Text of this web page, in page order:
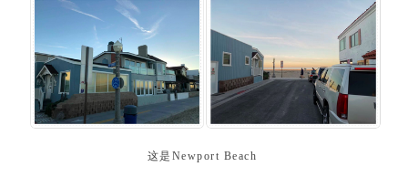
这是Newport Beach